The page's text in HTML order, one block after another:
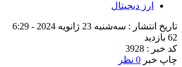
ارز دیجیتال
تاریخ انتشار : سه‌شنبه 23 ژانویه 2024 - 6:29
62 بازدید
کد خبر : 3928
چاپ خبر 0 نظر